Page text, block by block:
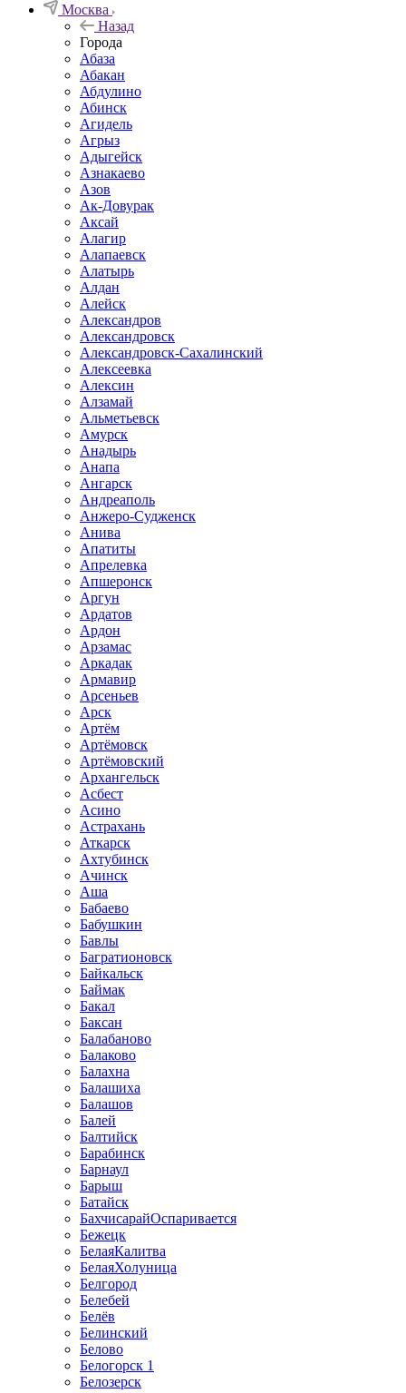
Москва
Назад
Города
Абаза
Абакан
Абдулино
Абинск
Агидель
Агрыз
Адыгейск
Азнакаево
Азов
Ак-Довурак
Аксай
Алагир
Алапаевск
Алатырь
Алдан
Алейск
Александров
Александровск
Александровск-Сахалинский
Алексеевка
Алексин
Алзамай
Альметьевск
Амурск
Анадырь
Анапа
Ангарск
Андреаполь
Анжеро-Судженск
Анива
Апатиты
Апрелевка
Апшеронск
Аргун
Ардатов
Ардон
Арзамас
Аркадак
Армавир
Арсеньев
Арск
Артём
Артёмовск
Артёмовский
Архангельск
Асбест
Асино
Астрахань
Аткарск
Ахтубинск
Ачинск
Аша
Бабаево
Бабушкин
Бавлы
Багратионовск
Байкальск
Баймак
Бакал
Баксан
Балабаново
Балаково
Балахна
Балашиха
Балашов
Балей
Балтийск
Барабинск
Барнаул
Барыш
Батайск
БахчисарайОспаривается
Бежецк
БелаяКалитва
БелаяХолуница
Белгород
Белебей
Белёв
Белинский
Белово
Белогорск 1
Белозерск